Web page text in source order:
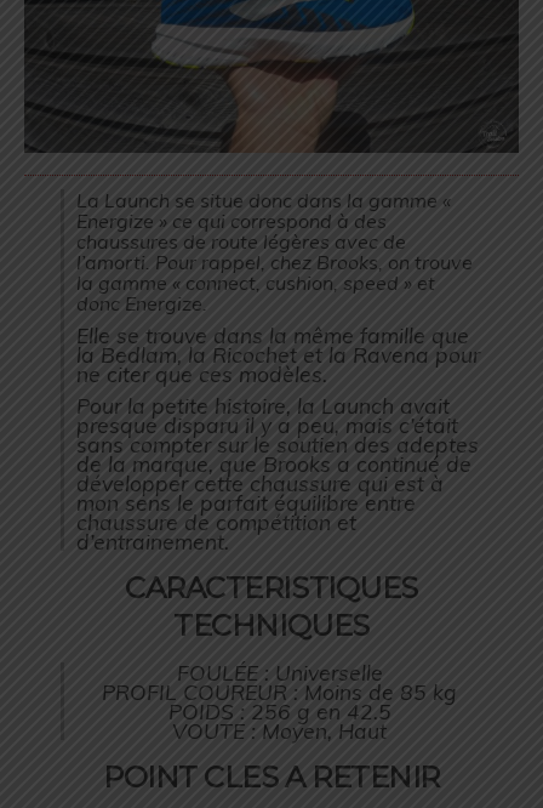
La Launch se situe donc dans la gamme «
Energize » ce qui correspond à des
chaussures de route légères avec de
l’amorti. Pour rappel, chez Brooks, on trouve
la gamme « connect, cushion, speed » et
donc Energize.
Elle se trouve dans la même famille que
la Bedlam, la Ricochet et la Ravena pour
ne citer que ces modèles.
Pour la petite histoire, la Launch avait
presque disparu il y a peu, mais c’était
sans compter sur le soutien des adeptes
de la marque, que Brooks a continué de
développer cette chaussure qui est à
mon sens le parfait équilibre entre
chaussure de compétition et
d’entrainement.
CARACTERISTIQUES
TECHNIQUES
FOULÉE : Universelle
PROFIL COUREUR : Moins de 85 kg
POIDS : 256 g en 42.5
VOUTE : Moyen, Haut
POINT CLES A RETENIR